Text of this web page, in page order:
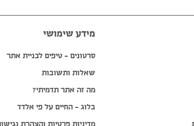
מידע שימושי
סרטונים – טיפים לבניית אתר
שאלות ותשובות
מה זה אתר תדמיתי?
בלוג – החיים על פי אלדד
מדיניות פרטיות והצהרת